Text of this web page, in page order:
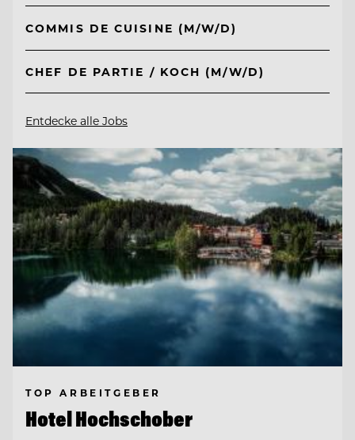
COMMIS DE CUISINE (M/W/D)
CHEF DE PARTIE / KOCH (M/W/D)
Entdecke alle Jobs
TOP ARBEITGEBER
Hotel Hochschober